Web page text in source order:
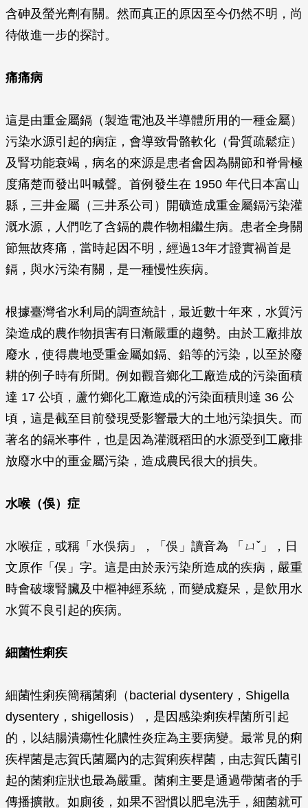
含砷及螢光劑有關。然而真正的原因至今仍然不明，尚
待做進一步的探討。
痛痛病
這是由重金屬鎘（製造電池及半導體所用的一種金屬）
污染水源引起的病症，會導致骨骼軟化（骨質疏鬆症）
及腎功能衰竭，病名的來源是患者會因為關節和脊骨極
度痛楚而發出叫喊聲。首例發生在 1950 年代日本富山
縣，三井金屬（三井系公司）開礦造成重金屬鎘污染灌
溉水源，人們吃了含鎘的農作物相繼生病。患者全身關
節無故疼痛，當時起因不明，經過13年才證實禍首是
鎘，與水污染有關，是一種慢性疾病。
根據臺灣省水利局的調查統計，最近數十年來，水質污
染造成的農作物損害有日漸嚴重的趨勢。由於工廠排放
廢水，使得農地受重金屬如鎘、鉛等的污染，以至於廢
耕的例子時有所聞。例如觀音鄉化工廠造成的污染面積
達 17 公頃，蘆竹鄉化工廠造成的污染面積則達 36 公
頃，這是截至目前發現受影響最大的土地污染損失。而
著名的鎘米事件，也是因為灌溉稻田的水源受到工廠排
放廢水中的重金屬污染，造成農民很大的損失。
水喉（俁）症
水喉症，或稱「水俁病」，「俁」讀音為 「ㄩˇ」，日
文原作「俣」字。這是由於汞污染所造成的疾病，嚴重
時會破壞腎臟及中樞神經系統，而變成癡呆，是飲用水
水質不良引起的疾病。
細菌性痢疾
細菌性痢疾簡稱菌痢（bacterial dysentery， Shigella
dysentery，shigellosis），是因感染痢疾桿菌所引起
的，以結腸潰瘍性化膿性炎症為主要病變。最常見的痢
疾桿菌是志賀氏菌屬內的志賀痢疾桿菌，由志賀氏菌引
起的菌痢症狀也最為嚴重。菌痢主要是通過帶菌者的手
傳播擴散。如廁後，如果不習慣以肥皂洗手，細菌就可